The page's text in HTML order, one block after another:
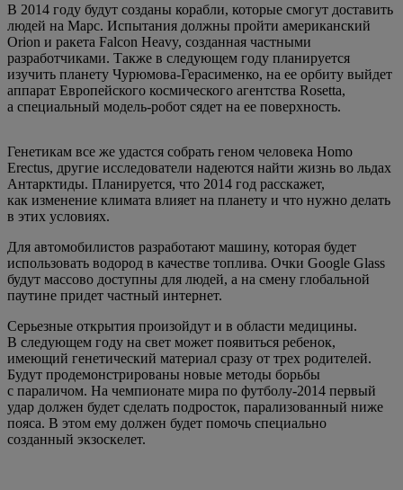
В 2014 году будут созданы корабли, которые смогут доставить
людей на Марс. Испытания должны пройти американский
Orion и ракета Fаlсon Heаvy, созданная частными
разработчиками. Также в следующем году планируется
изучить планету Чурюмова-Герасименко, на ее орбиту выйдет
аппарат Европейского космического агентства Rosettа,
а специальный модель-робот сядет на ее поверхность.
Генетикам все же удастся собрать геном человека Homo
Ereсtus, другие исследователи надеются найти жизнь во льдах
Антарктиды. Планируется, что 2014 год расскажет,
как изменение климата влияет на планету и что нужно делать
в этих условиях.
Для автомобилистов разработают машину, которая будет
использовать водород в качестве топлива. Очки Google Glаss
будут массово доступны для людей, а на смену глобальной
паутине придет частный интернет.
Серьезные открытия произойдут и в области медицины.
В следующем году на свет может появиться ребенок,
имеющий генетический материал сразу от трех родителей.
Будут продемонстрированы новые методы борьбы
с параличом. На чемпионате мира по футболу-2014 первый
удар должен будет сделать подросток, парализованный ниже
пояса. В этом ему должен будет помочь специально
созданный экзоскелет.